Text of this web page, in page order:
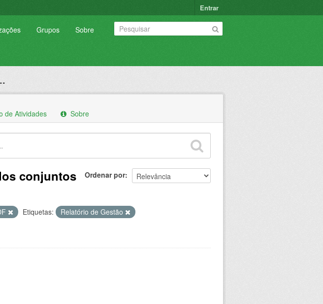
Entrar
Grupos Sobre
de Atividades Sobre
Ordenar por
conjuntos
Etiquetas:
Relatório de Gestão